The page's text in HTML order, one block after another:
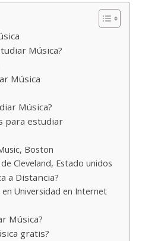
Música?
Música
Música?
para estudiar
Boston
Cleveland, Estado unidos
a Distancia?
Universidad en Internet
Música?
gratis?